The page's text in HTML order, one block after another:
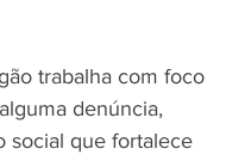
trabalha com foco
denúncia,
social que fortalece